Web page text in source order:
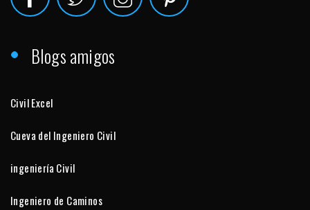
Blogs amigos
Civil Excel
Cueva del Ingeniero Civil
ingeniería Civil
Ingeniero de Caminos